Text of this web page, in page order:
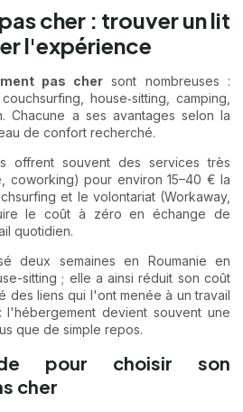
cher : trouver un lit
l'expérience
pas cher sont nombreuses :
house‑sitting, camping,
Chacune a ses avantages selon la
de confort recherché.
offrent souvent des services très
coworking) pour environ 15–40 € la
et le volontariat (Workaway,
le coût à zéro en échange de
quotidien.
deux semaines en Roumanie en
sitting ; elle a ainsi réduit son coût
des liens qui l'ont menée à un travail
l'hébergement devient souvent une
que de simple repos.
pour choisir son
cher